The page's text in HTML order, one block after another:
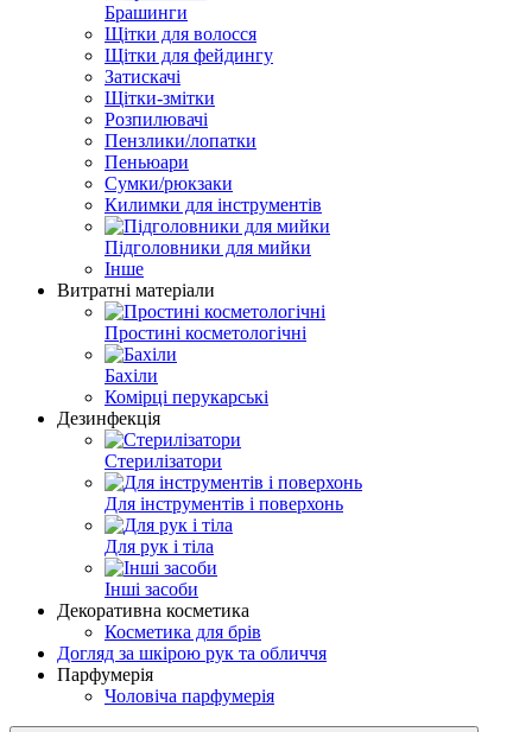
Брашинги
Щітки для волосся
Щітки для фейдингу
Затискачі
Щітки-змітки
Розпилювачі
Пензлики/лопатки
Пеньюари
Сумки/рюкзаки
Килимки для інструментів
Підголовники для мийки
Інше
Витратні матеріали
Простині косметологічні
Бахіли
Комірці перукарські
Дезинфекція
Стерилізатори
Для інструментів і поверхонь
Для рук і тіла
Інші засоби
Декоративна косметика
Косметика для брів
Догляд за шкірою рук та обличчя
Парфумерія
Чоловіча парфумерія